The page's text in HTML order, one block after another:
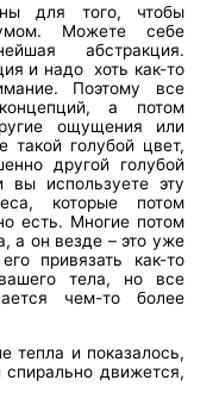
для того, чтобы
Можете себе
абстракция.
и надо хоть как-то
Поэтому все
а потом
ощущения или
такой голубой цвет,
другой голубой
вы используете эту
которые потом
есть. Многие потом
а он везде – это уже
привязать как-то
тела, но все
чем-то более
тепла и показалось,
спирально движется,